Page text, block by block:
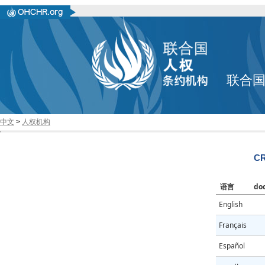
联合
中文 > 人权机构
语言
English
Français
Español